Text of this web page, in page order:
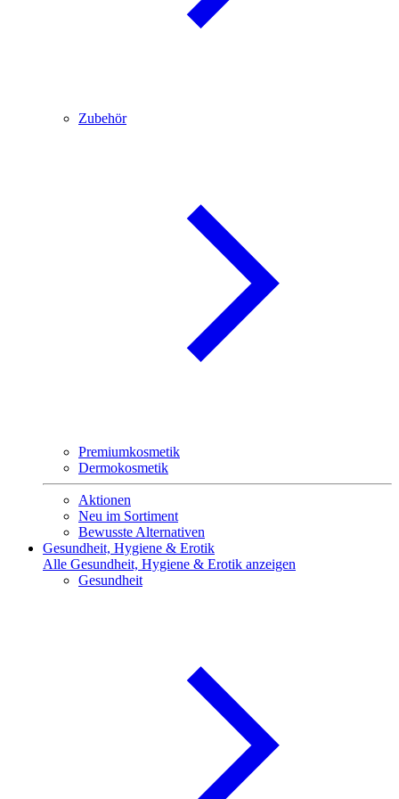
Zubehör
Premiumkosmetik
Dermokosmetik
Aktionen
Neu im Sortiment
Bewusste Alternativen
Gesundheit, Hygiene & Erotik
Alle Gesundheit, Hygiene & Erotik anzeigen
Gesundheit